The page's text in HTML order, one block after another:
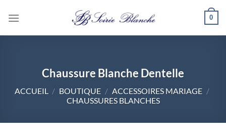
0
Chaussure Blanche Dentelle
ACCUEIL / BOUTIQUE / ACCESSOIRES MARIAGE /
CHAUSSURES BLANCHES